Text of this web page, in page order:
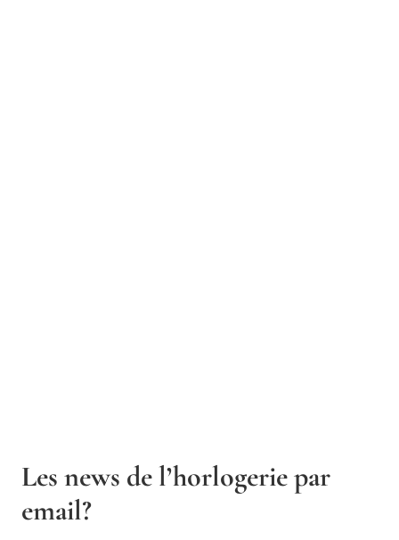
Les news de l’horlogerie par
email?